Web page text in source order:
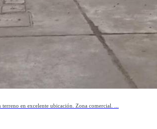
en excelente ubicación. Zona comercial. ...